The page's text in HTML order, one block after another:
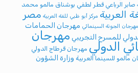
صابر الرباعي قطر لطفي بوشناق مالمو محمد
العربية مركز أبو ظبي للغة العربية مصر
مهرجان الجونة السينمائي مهرجان الحمامات
للمسرح التجريبي مهرجان
الدولي مهرجان قرطاج الدولي
مالمو للسينما العربية وزارة الشؤون